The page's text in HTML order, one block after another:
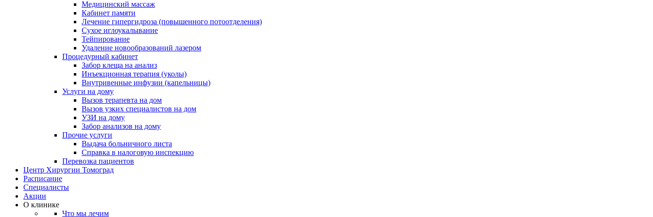
Медицинский массаж
Кабинет памяти
Лечение гипергидроза (повышенного потоотделения)
Сухое иглоукалывание
Тейпирование
Удаление новообразований лазером
Процедурный кабинет
Забор клеща на анализ
Инъекционная терапия (уколы)
Внутривенные инфузии (капельницы)
Услуги на дому
Вызов терапевта на дом
Вызов узких специалистов на дом
УЗИ на дому
Забор анализов на дому
Прочие услуги
Выдача больничного листа
Справка в налоговую инспекцию
Перевозка пациентов
Центр Хирургии Томоград
Расписание
Специалисты
Акции
О клинике
Что мы лечим